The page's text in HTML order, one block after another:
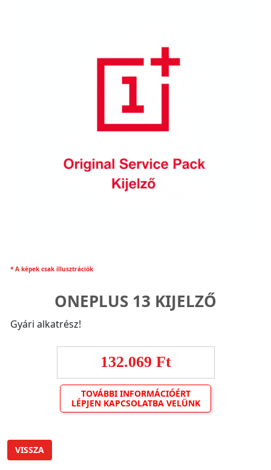
* A képek csak illusztrációk
ONEPLUS 13 KIJELZŐ
Gyári alkatrész!
132.069 Ft
TOVÁBBI INFORMÁCIÓÉRT
LÉPJEN KAPCSOLATBA VELÜNK
VISSZA